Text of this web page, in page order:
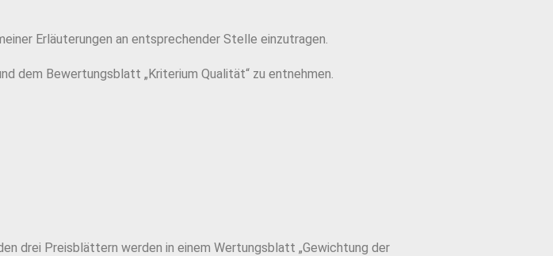
Erläuterungen an entsprechender Stelle einzutragen.
dem Bewertungsblatt „Kriterium Qualität“ zu entnehmen.
drei Preisblättern werden in einem Wertungsblatt „Gewichtung der